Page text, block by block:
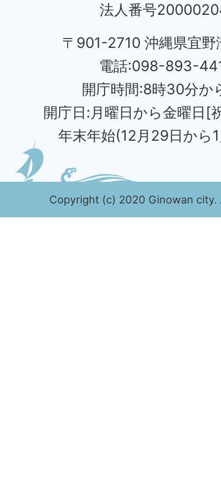
法人番号
〒901-2710 沖縄県宜野
電話:098-893-
開庁時間:8時30分か
開庁日:月曜日から金曜日[
年末年始(12月29日から
Copyright (c) 2020 Ginowan city.